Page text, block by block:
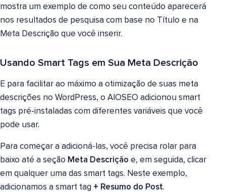
mostra um exemplo de como seu conteúdo aparecerá
nos resultados de pesquisa com base no Título e na
Meta Descrição que você inserir.
Usando Smart Tags em Sua Meta Descrição
E para facilitar ao máximo a otimização de suas meta
descrições no WordPress, o AIOSEO adicionou smart
tags pré-instaladas com diferentes variáveis que você
pode usar.
Para começar a adicioná-las, você precisa rolar para
baixo até a seção Meta Descrição e, em seguida, clicar
em qualquer uma das smart tags. Neste exemplo,
adicionamos a smart tag + Resumo do Post.